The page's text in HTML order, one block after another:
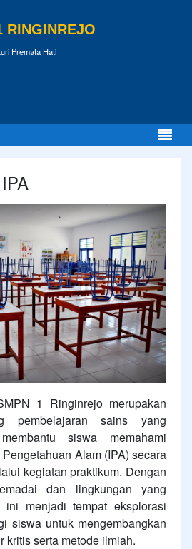
RINGINREJO
Premata Hati
1 Ringinrejo merupakan
pembelajaran sains yang
siswa memahami
Alam (IPA) secara
kegiatan praktikum. Dengan
dan lingkungan yang
ini menjadi tempat eksplorasi
siswa untuk mengembangkan
kritis serta metode ilmiah.